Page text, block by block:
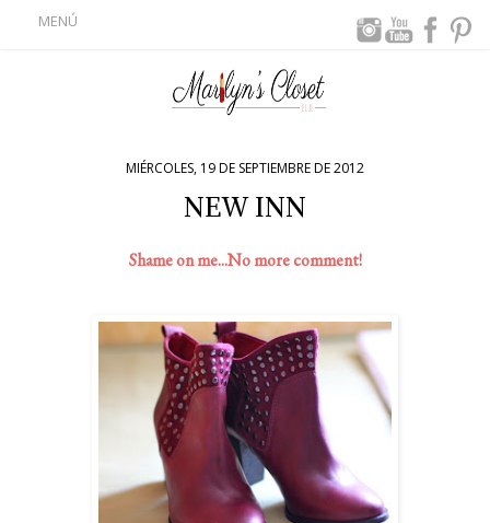
MENÚ
MIÉRCOLES, 19 DE SEPTIEMBRE DE 2012
NEW INN
Shame on me...No more comment!